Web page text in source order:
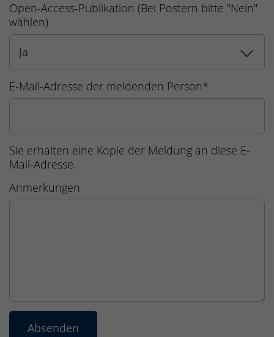
Open-Access-Publikation (Bei Postern bitte "Nein"
wählen)
E-Mail-Adresse der meldenden Person*
Sie erhalten eine Kopie der Meldung an diese E-
Mail-Adresse.
Anmerkungen